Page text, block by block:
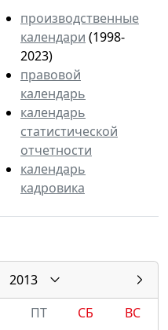
производственные
календари (1998-
2023)
правовой
календарь
календарь
статистической
отчетности
календарь
кадровика
2013
ПТ СБ
ВС